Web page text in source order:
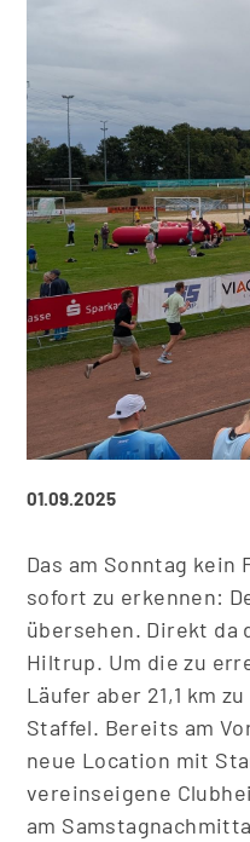
01.09.2025
Das am Sonntag kein
sofort zu erkennen:
übersehen. Direkt da
Hiltrup. Um die zu
Läufer aber 21,1 km zu
Staffel. Bereits am
neue Location mit
vereinseigene
am